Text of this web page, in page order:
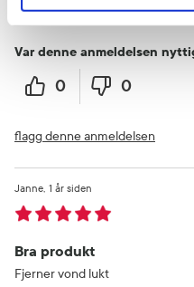
Var denne anmeldelsen
0 0
flagg denne anmeldelsen
Bra produkt
1 år siden
Janne
Fjerner vond lukt